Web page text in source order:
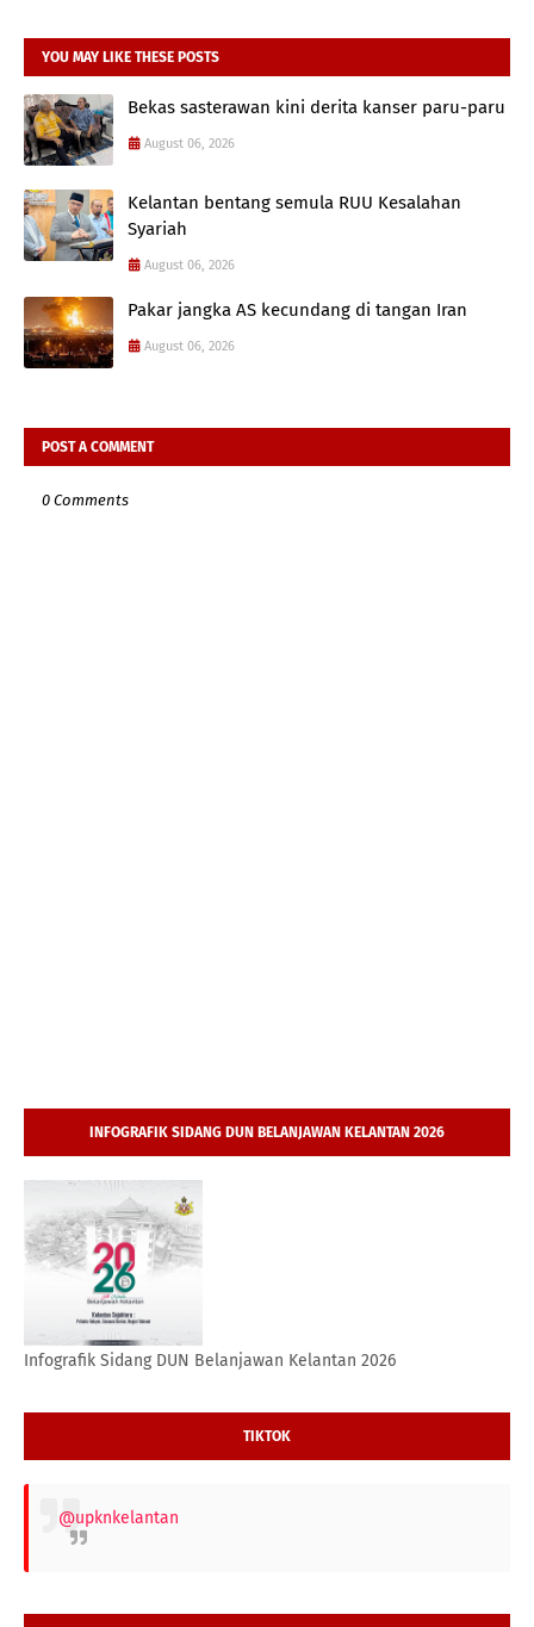
YOU MAY LIKE THESE POSTS
Bekas sasterawan kini derita kanser paru-paru
August 06, 2026
Kelantan bentang semula RUU Kesalahan
Syariah
August 06, 2026
Pakar jangka AS kecundang di tangan Iran
August 06, 2026
POST A COMMENT
0 Comments
INFOGRAFIK SIDANG DUN BELANJAWAN KELANTAN 2026
Infografik Sidang DUN Belanjawan Kelantan 2026
TIKTOK
@upknkelantan